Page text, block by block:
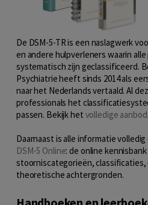
De DSM-5-TR is een naslagwerk
en andere hulpverleners waarin
systematisch zijn geclassificeerd.
Psychiatrie heeft sinds 2014 als
naar het Nederlands vertaald. Al
professionals het
passen. Bekijk het volledige aanbod
Daarnaast is alle informatie
DSM-5 Online: de online
stoorniscategorieën, classificaties,
theoretische achtergronden.